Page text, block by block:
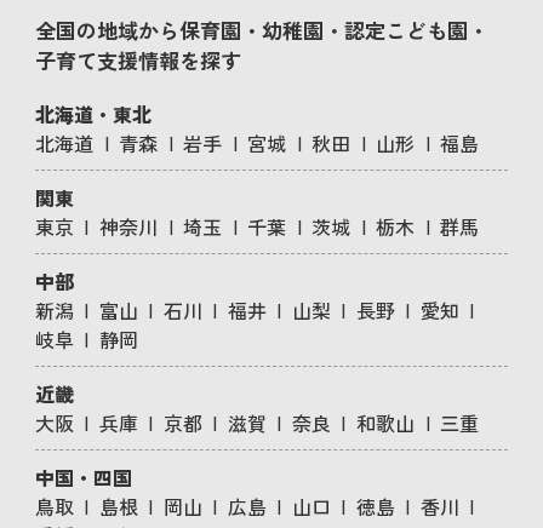
全国の地域から保育園・幼稚園・認定こども園・
子育て支援情報を探す
北海道・東北
北海道
青森 岩手 宮城 秋田 山形
福島
関東
東京
神奈川 埼玉 千葉 茨城 栃木
群馬
中部
新潟
富山 石川 福井 山梨 長野
愛知
岐阜
静岡
近畿
大阪
兵庫 京都 滋賀 奈良 和歌山
三重
中国・四国
鳥取
島根 岡山 広島 山口 徳島
香川